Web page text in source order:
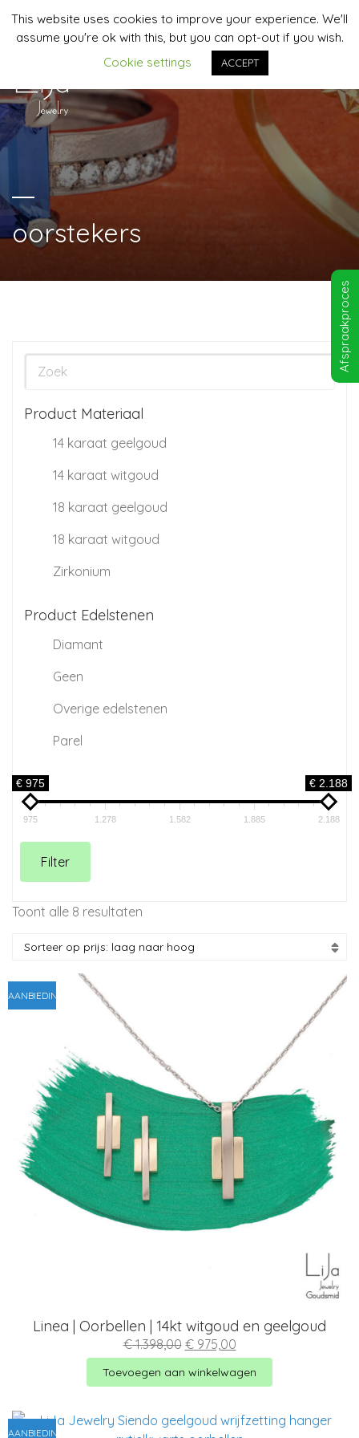
06-44958481 | info@lija-jewelry.nl
oorstekers
Product Materiaal
14 karaat geelgoud
14 karaat witgoud
18 karaat geelgoud
18 karaat witgoud
Zirkonium
Product Edelstenen
Diamant
Geen
Overige edelstenen
Parel
€ 975 € 2.188
975 1.278 1.582 1.885 2.188
Filter
Toont alle 8 resultaten
prijs:
AANBIEDING!
Linea | Oorbellen | 14kt witgoud en geelgoud
€1.398,00 Oorspronkelijke
prijs
was:
€ 1.398,00.
€975,00Huidige
prijs
€ 975,00.
Toevoegen aan winkelwagen
AANBIEDING!
This website uses cookies to improve your experience. We'll
assume you're ok with this, but you can opt-out if you wish.
Cookie settings
ACCEPT
Afspraakproces